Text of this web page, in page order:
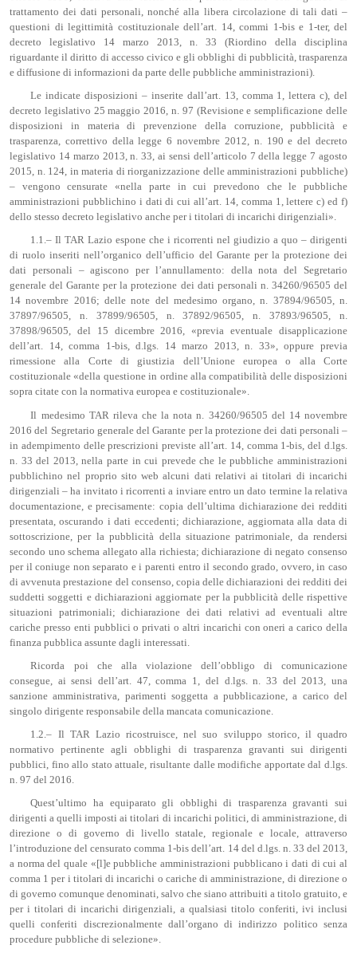
trattamento dei dati personali, nonché alla libera circolazione di tali dati –
questioni di legittimità costituzionale dell’art. 14, commi 1-bis e 1-ter, del
decreto legislativo 14 marzo 2013, n. 33 (Riordino della disciplina
riguardante il diritto di accesso civico e gli obblighi di pubblicità, trasparenza
e diffusione di informazioni da parte delle pubbliche amministrazioni).
Le indicate disposizioni – inserite dall’art. 13, comma 1, lettera c), del
decreto legislativo 25 maggio 2016, n. 97 (Revisione e semplificazione delle
disposizioni in materia di prevenzione della corruzione, pubblicità e
trasparenza, correttivo della legge 6 novembre 2012, n. 190 e del decreto
legislativo 14 marzo 2013, n. 33, ai sensi dell’articolo 7 della legge 7 agosto
2015, n. 124, in materia di riorganizzazione delle amministrazioni pubbliche)
– vengono censurate «nella parte in cui prevedono che le pubbliche
amministrazioni pubblichino i dati di cui all’art. 14, comma 1, lettere c) ed f)
dello stesso decreto legislativo anche per i titolari di incarichi dirigenziali».
1.1.– Il TAR Lazio espone che i ricorrenti nel giudizio a quo – dirigenti
di ruolo inseriti nell’organico dell’ufficio del Garante per la protezione dei
dati personali – agiscono per l’annullamento: della nota del Segretario
generale del Garante per la protezione dei dati personali n. 34260/96505 del
14 novembre 2016; delle note del medesimo organo, n. 37894/96505, n.
37897/96505, n. 37899/96505, n. 37892/96505, n. 37893/96505, n.
37898/96505, del 15 dicembre 2016, «previa eventuale disapplicazione
dell’art. 14, comma 1-bis, d.lgs. 14 marzo 2013, n. 33», oppure previa
rimessione alla Corte di giustizia dell’Unione europea o alla Corte
costituzionale «della questione in ordine alla compatibilità delle disposizioni
sopra citate con la normativa europea e costituzionale».
Il medesimo TAR rileva che la nota n. 34260/96505 del 14 novembre
2016 del Segretario generale del Garante per la protezione dei dati personali –
in adempimento delle prescrizioni previste all’art. 14, comma 1-bis, del d.lgs.
n. 33 del 2013, nella parte in cui prevede che le pubbliche amministrazioni
pubblichino nel proprio sito web alcuni dati relativi ai titolari di incarichi
dirigenziali – ha invitato i ricorrenti a inviare entro un dato termine la relativa
documentazione, e precisamente: copia dell’ultima dichiarazione dei redditi
presentata, oscurando i dati eccedenti; dichiarazione, aggiornata alla data di
sottoscrizione, per la pubblicità della situazione patrimoniale, da rendersi
secondo uno schema allegato alla richiesta; dichiarazione di negato consenso
per il coniuge non separato e i parenti entro il secondo grado, ovvero, in caso
di avvenuta prestazione del consenso, copia delle dichiarazioni dei redditi dei
suddetti soggetti e dichiarazioni aggiornate per la pubblicità delle rispettive
situazioni patrimoniali; dichiarazione dei dati relativi ad eventuali altre
cariche presso enti pubblici o privati o altri incarichi con oneri a carico della
finanza pubblica assunte dagli interessati.
Ricorda poi che alla violazione dell’obbligo di comunicazione
consegue, ai sensi dell’art. 47, comma 1, del d.lgs. n. 33 del 2013, una
sanzione amministrativa, parimenti soggetta a pubblicazione, a carico del
singolo dirigente responsabile della mancata comunicazione.
1.2.– Il TAR Lazio ricostruisce, nel suo sviluppo storico, il quadro
normativo pertinente agli obblighi di trasparenza gravanti sui dirigenti
pubblici, fino allo stato attuale, risultante dalle modifiche apportate dal d.lgs.
n. 97 del 2016.
Quest’ultimo ha equiparato gli obblighi di trasparenza gravanti sui
dirigenti a quelli imposti ai titolari di incarichi politici, di amministrazione, di
direzione o di governo di livello statale, regionale e locale, attraverso
l’introduzione del censurato comma 1-bis dell’art. 14 del d.lgs. n. 33 del 2013,
a norma del quale «[l]e pubbliche amministrazioni pubblicano i dati di cui al
comma 1 per i titolari di incarichi o cariche di amministrazione, di direzione o
di governo comunque denominati, salvo che siano attribuiti a titolo gratuito, e
per i titolari di incarichi dirigenziali, a qualsiasi titolo conferiti, ivi inclusi
quelli conferiti discrezionalmente dall’organo di indirizzo politico senza
procedure pubbliche di selezione».